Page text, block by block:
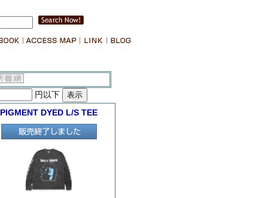
円以下
PIGMENT DYED L/S TEE